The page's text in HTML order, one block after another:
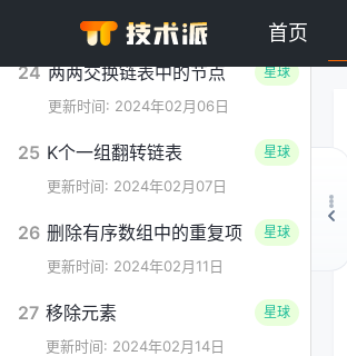
首页
更新时间: 2024年02月04日
24 两两交换链表中的节点
更新时间: 2024年02月06日
星球
25 K个一组翻转链表
更新时间: 2024年02月07日
星球
26 删除有序数组中的重复项
更新时间: 2024年02月11日
星球
27 移除元素
更新时间: 2024年02月14日
星球